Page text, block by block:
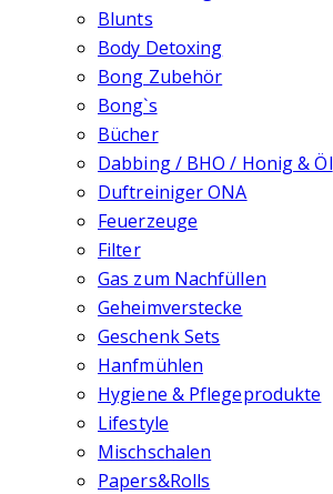
Blunts
Body Detoxing
Bong Zubehör
Bong`s
Bücher
Dabbing / BHO / Honig & Öl
Duftreiniger ONA
Feuerzeuge
Filter
Gas zum Nachfüllen
Geheimverstecke
Geschenk Sets
Hanfmühlen
Hygiene & Pflegeprodukte
Lifestyle
Mischschalen
Papers&Rolls